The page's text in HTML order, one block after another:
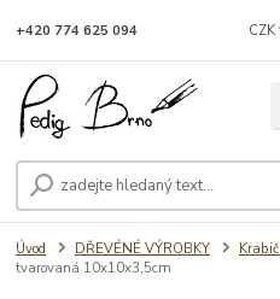
CZK
+420 774 625 094
Úvod DŘEVÉNÉ VÝROBKY
tvarovaná 10x10x3,5cm